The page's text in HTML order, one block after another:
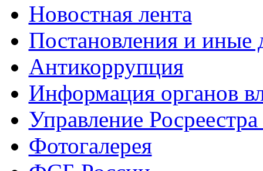
Новостная лента
Постановления и иные
Антикоррупция
Информация органов
Управление
Фотогалерея